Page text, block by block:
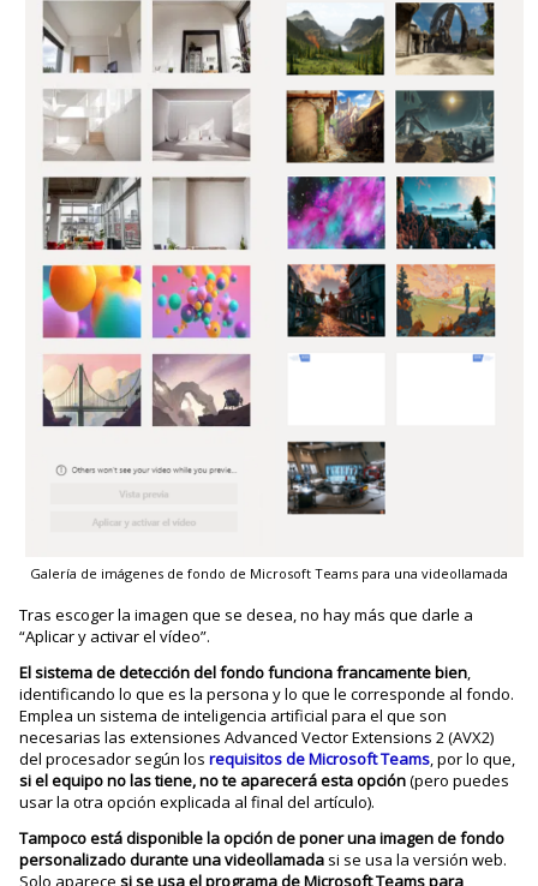
Galería de imágenes de fondo de Microsoft Teams para una videollamada
Tras escoger la imagen que se desea, no hay más que darle a
“Aplicar y activar el vídeo”.
El sistema de detección del fondo funciona francamente bien
identificando lo que es la persona y lo que le corresponde al fondo.
Emplea un sistema de inteligencia artificial para el que son
necesarias las extensiones Advanced Vector Extensions 2 (AVX2)
del procesador según losrequisitos de Microsoft Teams , por lo que,
si el equipo no las tiene, no te aparecerá esta opción(pero puedes
usar la otra opción explicada al final del artículo).
Tampoco está disponible la opción de poner una imagen de fondo
personalizado durante una videollamada si se usa la versión web.
Solo aparecesi se usa el programa de Microsoft Teams para